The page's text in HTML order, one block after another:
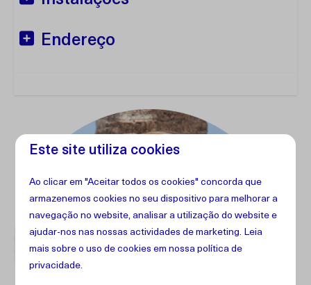
Endereço
Este site utiliza cookies
Ao clicar em "Aceitar todos os cookies" concorda que
armazenemos cookies no seu dispositivo para melhorar a
navegação no website, analisar a utilização do website e
ajudar-nos nas nossas actividades de marketing. Leia
mais sobre o uso de cookies emnossa política de
privacidade.